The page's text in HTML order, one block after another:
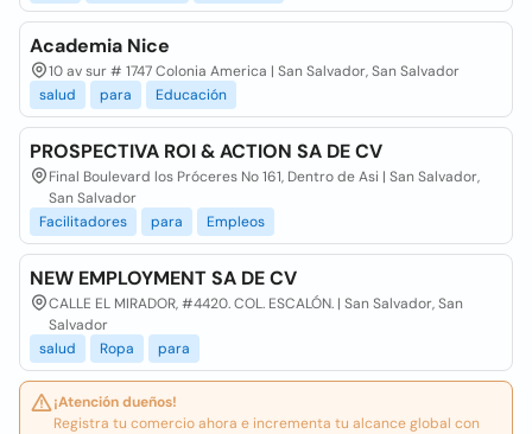
Academia Nice
10 av sur # 1747 Colonia America | San Salvador, San Salvador
salud
para Educación
PROSPECTIVA ROI & ACTION SA DE CV
Final Boulevard los Próceres No 161, Dentro de Asi | San Salvador,
San Salvador
Facilitadores
para Empleos
NEW EMPLOYMENT SA DE CV
CALLE EL MIRADOR, #4420. COL. ESCALÓN. | San Salvador, San
Salvador
salud
Ropa para
¡Atención dueños!
Registra tu comercio ahora e incrementa tu alcance global con